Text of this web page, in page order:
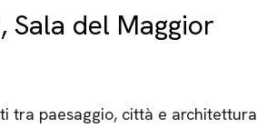
Sala del Maggior
tra paesaggio, città e architettura